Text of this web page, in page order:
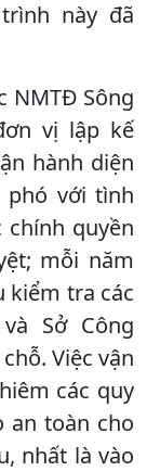
này đã
NMTĐ Sông
vị lập kế
hành diện
phó với tình
quyền
mỗi năm
kiểm tra các
Sở Công
Việc vận
các quy
an toàn cho
nhất là vào